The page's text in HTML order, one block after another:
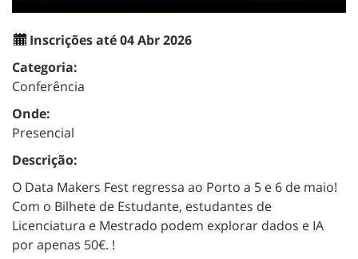
Inscrições até 04 Abr 2026
Categoria:
Conferência
Onde:
Presencial
Descrição:
O Data Makers Fest regressa ao Porto a 5 e 6 de maio!
Com o Bilhete de Estudante, estudantes de
Licenciatura e Mestrado podem explorar dados e IA
por apenas 50€. !